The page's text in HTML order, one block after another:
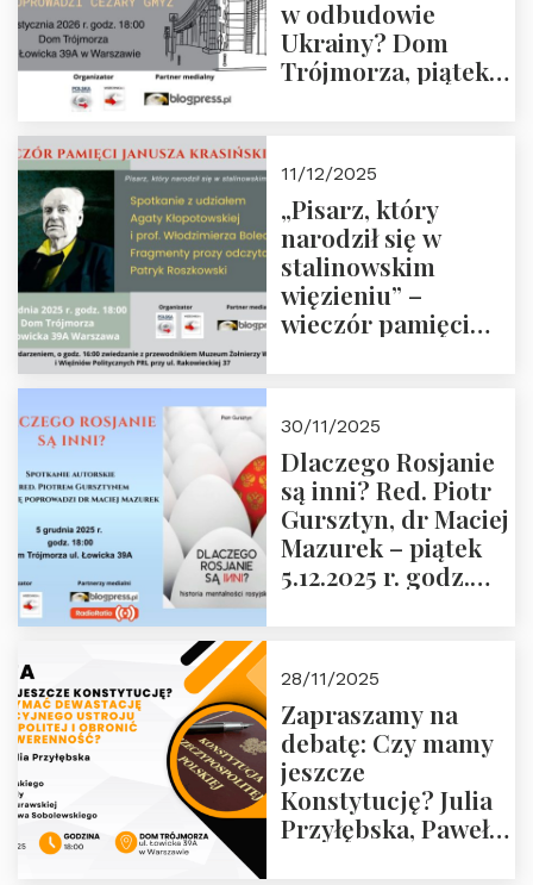
w odbudowie
Ukrainy? Dom
Trójmorza, piątek
11/12/2025
„Pisarz, który
narodził się w
stalinowskim
więzieniu” –
wieczór pamięci
zwiedzanie
Muzeum Żołnierzy
Wyklętych i
Więźniów
Politycznych PRL o
godz. 16:00 – 19
30/11/2025
Dlaczego Rosjanie
są inni? Red. Piotr
Gursztyn, dr Maciej
Mazurek – piątek
5.12.2025 r. godz.
28/11/2025
Zapraszamy na
debatę: Czy mamy
jeszcze
Konstytucję? Julia
Przyłębska, Paweł